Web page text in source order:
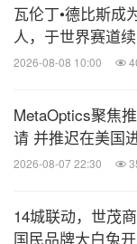
瓦伦丁•德比斯成
人，于世界赛道
2026-08-08 10:00
MetaOptics聚焦
请 并推迟在美国
2026-08-07 22:30
14城联动，世茂
国民品牌大白兔